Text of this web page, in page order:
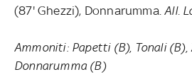
(87' Ghezzi), Donnarumma.All.
Ammoniti: Papetti (B), Tonali (B),
Donnarumma (B)